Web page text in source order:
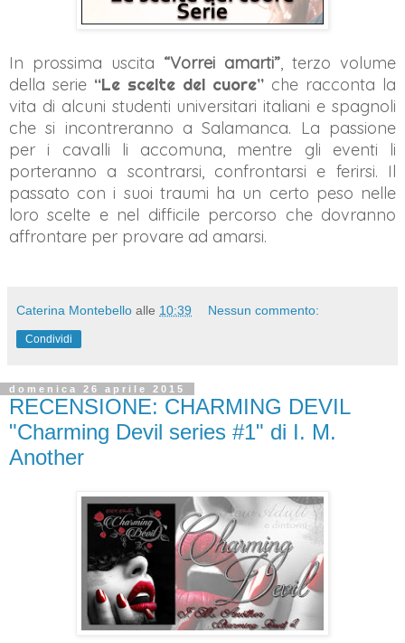
In prossima uscita “Vorrei amarti”, terzo volume
della serie “Le scelte del cuore” che racconta la
vita di alcuni studenti universitari italiani e spagnoli
che si incontreranno a Salamanca. La passione
per i cavalli li accomuna, mentre gli eventi li
porteranno a scontrarsi, confrontarsi e ferirsi. Il
passato con i suoi traumi ha un certo peso nelle
loro scelte e nel difficile percorso che dovranno
affrontare per provare ad amarsi.
Caterina Montebello alle 10:39 Nessun commento:
Condividi
domenica 26 aprile 2015
RECENSIONE: CHARMING DEVIL
"Charming Devil series #1" di I. M.
Another